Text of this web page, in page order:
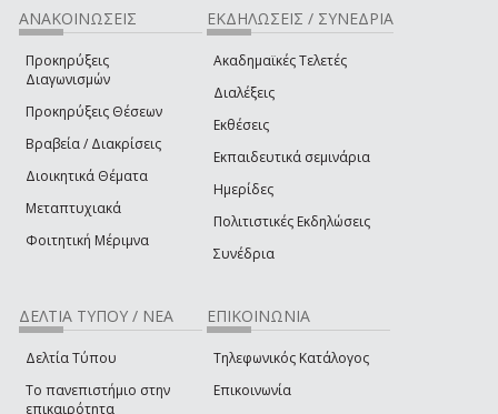
ΑΝΑΚΟΙΝΩΣΕΙΣ
Προκηρύξεις
Διαγωνισμών
Προκηρύξεις Θέσεων
Βραβεία / Διακρίσεις
Διοικητικά Θέματα
Μεταπτυχιακά
Φοιτητική Μέριμνα
ΕΚΔΗΛΩΣΕΙΣ / ΣΥΝΕΔΡΙΑ
Ακαδημαϊκές Τελετές
Διαλέξεις
Εκθέσεις
Εκπαιδευτικά σεμινάρια
Ημερίδες
Πολιτιστικές Εκδηλώσεις
Συνέδρια
ΔΕΛΤΙΑ ΤΥΠΟΥ / ΝΕΑ
Δελτία Τύπου
Το πανεπιστήμιο στην
επικαιρότητα
ΕΠΙΚΟΙΝΩΝΙΑ
Τηλεφωνικός Κατάλογος
Επικοινωνία